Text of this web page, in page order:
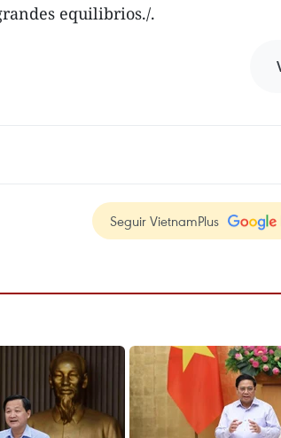
equilibrios./.
Seguir VietnamPlus